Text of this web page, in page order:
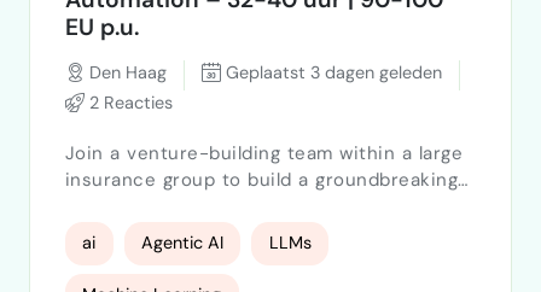
EU p.u.
Den Haag
Geplaatst 3 dagen geleden
2 Reacties
Join a venture-building team within a large
insurance group to build a groundbreaking
insurance claims are processed. As a
founding AI scientist, you'll work alongside
product and engineering leaders to create
ai Agentic AI LLMs